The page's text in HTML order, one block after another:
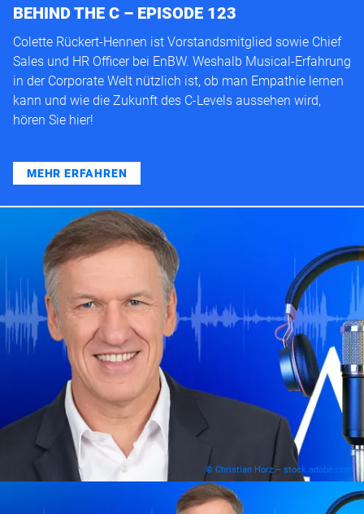
BEHIND THE C – EPISODE 123
Colette Rückert-Hennen ist Vorstandsmitglied sowie Chief
Sales und HR Officer bei EnBW. Weshalb Musical-Erfahrung
in der Corporate Welt nützlich ist, ob man Empathie lernen
kann und wie die Zukunft des C-Levels aussehen wird,
hören Sie hier!
MEHR ERFAHREN
© Christian Horz – stock.adobe.com